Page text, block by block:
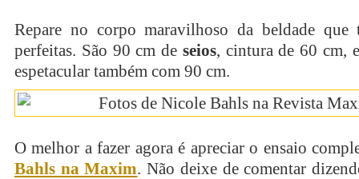
Repare no corpo maravilhoso da beldade que
perfeitas. São 90 cm de seios, cintura de 60 cm,
espetacular também com 90 cm.
O melhor a fazer agora é apreciar o ensaio
Bahls na Maxim. Não deixe de comentar